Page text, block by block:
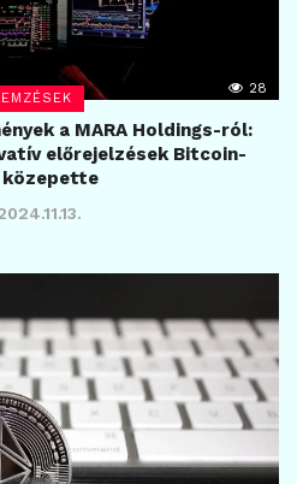
28
a MARA Holdings-ról:
előrejelzések Bitcoin-